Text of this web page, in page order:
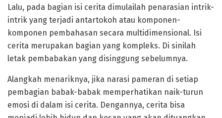
Lalu, pada bagian isi cerita dimulailah penarasian intrik-
intrik yang terjadi antartokoh atau komponen-
komponen pembahasan secara multidimensional. Isi
cerita merupakan bagian yang kompleks. Di sinilah
letak pembabakan yang disinggung sebelumnya.
Alangkah menariknya, jika narasi pameran di setiap
pembagian babak-babak memperhatikan naik-turun
emosi di dalam isi cerita. Dengannya, cerita bisa